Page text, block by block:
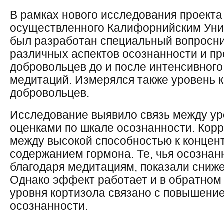
В рамках нового исследования
осуществленного Калифорнийским
был разработан специальный
различных аспектов осознанности и
добровольцев до и после
медитаций. Измерялся также уровень
добровольцев.
Исследование выявило связь между
оценками по шкале осознанности.
между высокой способностью к
содержанием гормона. Те, чья
благодаря медитациям, показали
Однако эффект работает и в
уровня кортизола связано с
осознанности.